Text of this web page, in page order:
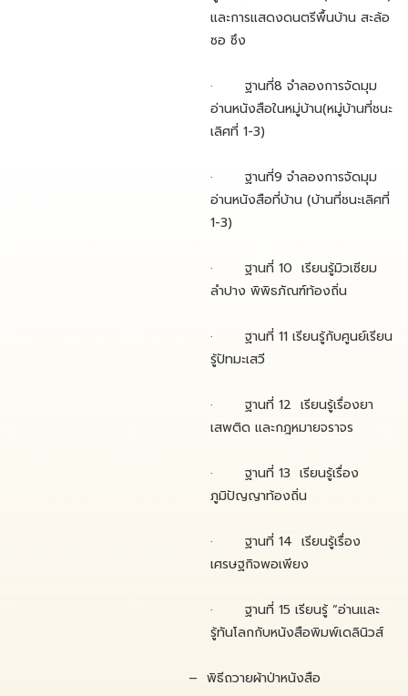
และการแสดงดนตรีพื้นบ้าน สะล้อ
ซอ ซึง
· ฐานที่8 จำลองการจัดมุม
อ่านหนังสือในหมู่บ้าน(หมู่บ้านที่ชนะ
เลิศที่ 1-3)
· ฐานที่9 จำลองการจัดมุม
อ่านหนังสือที่บ้าน (บ้านที่ชนะเลิศที่
1-3)
· ฐานที่ 10 เรียนรู้มิวเซียม
ลำปาง พิพิธภัณฑ์ท้องถิ่น
· ฐานที่ 11 เรียนรู้กับศูนย์เรียน
รู้ปัทมะเสวี
· ฐานที่ 12 เรียนรู้เรื่องยา
เสพติด และกฎหมายจราจร
· ฐานที่ 13 เรียนรู้เรื่อง
ภูมิปัญญาท้องถิ่น
· ฐานที่ 14 เรียนรู้เรื่อง
เศรษฐกิจพอเพียง
· ฐานที่ 15 เรียนรู้ “อ่านและ
รู้ทันโลกกับหนังสือพิมพ์เดลินิวส์
– พิธีถวายผ้าป่าหนังสือ